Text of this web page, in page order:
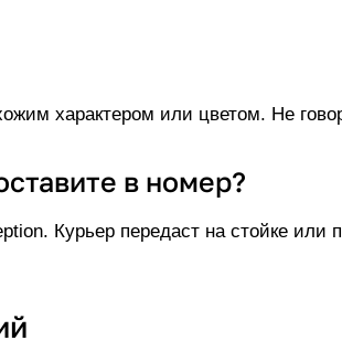
характером или цветом. Не
в номер?
Курьер передаст на стойке или